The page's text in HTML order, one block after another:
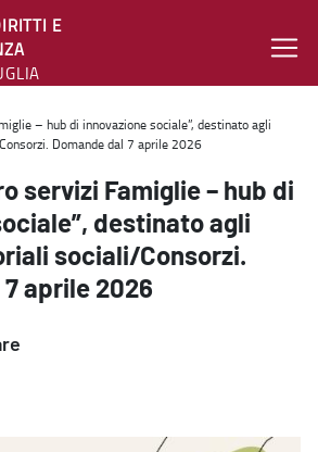
E
– hub di innovazione sociale”,
– hub di innovazione sociale”, destinato agli
Domande dal 7 aprile 2026
servizi Famiglie – hub di
destinato agli
sociali/Consorzi.
7 aprile 2026